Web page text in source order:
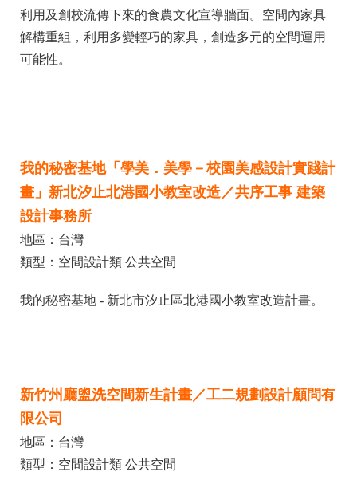
利用及創校流傳下來的食農文化宣導牆面。空間內家具
解構重組，利用多變輕巧的家具，創造多元的空間運用
可能性。
我的秘密基地「學美．美學－校園美感設計實踐計
畫」新北汐止北港國小教室改造／共序工事 建築
設計事務所
地區：台灣
類型：空間設計類 公共空間
我的秘密基地 - 新北市汐止區北港國小教室改造計畫。
新竹州廳盥洗空間新生計畫／工二規劃設計顧問有
限公司
地區：台灣
類型：空間設計類 公共空間